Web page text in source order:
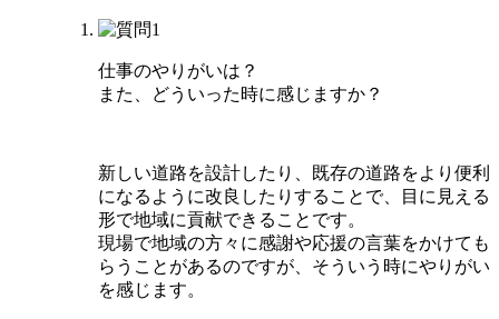
仕事のやりがいは？
また、どういった時に感じますか？
新しい道路を設計したり、既存の道路をより便利
になるように改良したりすることで、目に見える
形で地域に貢献できることです。
現場で地域の方々に感謝や応援の言葉をかけても
らうことがあるのですが、そういう時にやりがい
を感じます。